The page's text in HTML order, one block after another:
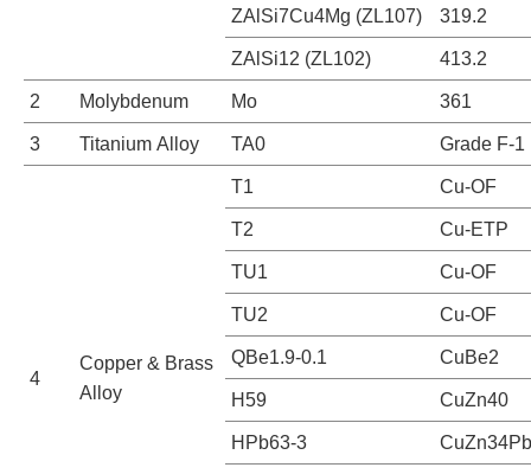
ZAlSi7Cu4Mg (ZL107) 319.2
ZAlSi12 (ZL102) 413.2
2 Molybdenum Mo 361
3 Titanium Alloy TA0 Grade F-1
4
Copper & Brass
Alloy
T1 Cu-OF
T2 Cu-ETP
TU1 Cu-OF
TU2 Cu-OF
QBe1.9-0.1 CuBe2
H59 CuZn40
HPb63-3